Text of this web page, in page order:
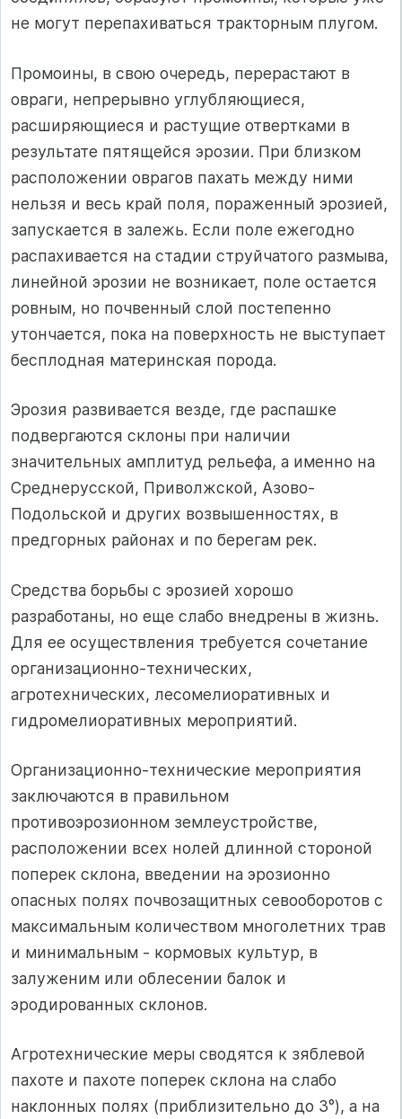
не могут перепахиваться тракторным плугом.
Промоины, в свою очередь, перерастают в
овраги, непрерывно углубляющиеся,
расширяющиеся и растущие отвертками в
результате пятящейся эрозии. При близком
расположении оврагов пахать между ними
нельзя и весь край поля, пораженный эрозией,
запускается в залежь. Если поле ежегодно
распахивается на стадии струйчатого размыва,
линейной эрозии не возникает, поле остается
ровным, но почвенный слой постепенно
утончается, пока на поверхность не выступает
бесплодная материнская порода.
Эрозия развивается везде, где распашке
подвергаются склоны при наличии
значительных амплитуд рельефа, а именно на
Среднерусской, Приволжской, Азово-
Подольской и других возвышенностях, в
предгорных районах и по берегам рек.
Средства борьбы с эрозией хорошо
разработаны, но еще слабо внедрены в жизнь.
Для ее осуществления требуется сочетание
организационно-технических,
агротехнических, лесомелиоративных и
гидромелиоративных мероприятий.
Организационно-технические мероприятия
заключаются в правильном
противоэрозионном землеустройстве,
расположении всех нолей длинной стороной
поперек склона, введении на эрозионно
опасных полях почвозащитных севооборотов с
максимальным количеством многолетних трав
и минимальным - кормовых культур, в
залуженим или облесении балок и
эродированных склонов.
Агротехнические меры сводятся к зяблевой
пахоте и пахоте поперек склона на слабо
наклонных полях (приблизительно до 3°), а на